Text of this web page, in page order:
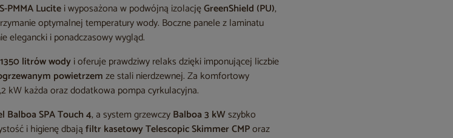
PMMA Lucitei wyposażona w podwójną izolacjęGreenShield (PU),
optymalnej temperatury wody. Boczne panele z laminatu
elegancki i ponadczasowy wygląd.
1350 litrów wodyi oferuje prawdziwy relaks dzięki imponującej liczbie
powietrzemze stali nierdzewnej. Za komfortowy
kW każda oraz dodatkowa pompa cyrkulacyjna.
Balboa SPA Touch 4, a system grzewczyBalboa 3 kWszybko
i higienę dbająfiltr kasetowy Telescopic Skimmer CMPoraz